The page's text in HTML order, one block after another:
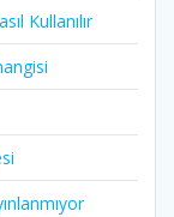
Kullanılır